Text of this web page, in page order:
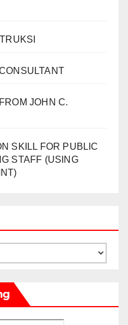
JOHN C.
SKILL FOR PUBLIC
STAFF (USING